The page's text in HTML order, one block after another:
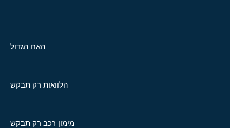
האח הגדול
הלוואות רק תבקש
מימון רכב רק תבקש